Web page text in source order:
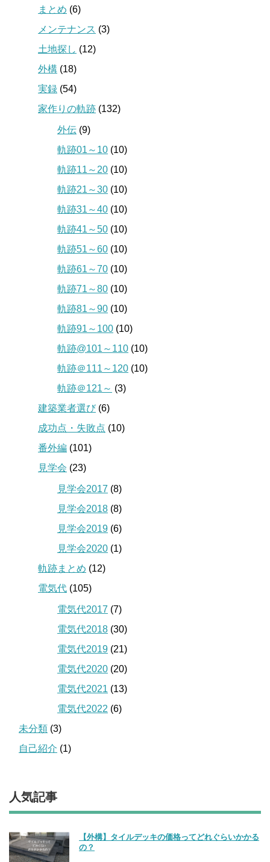
まとめ (6)
メンテナンス (3)
土地探し (12)
外構 (18)
実録 (54)
家作りの軌跡 (132)
外伝 (9)
軌跡01～10 (10)
軌跡11～20 (10)
軌跡21～30 (10)
軌跡31～40 (10)
軌跡41～50 (10)
軌跡51～60 (10)
軌跡61～70 (10)
軌跡71～80 (10)
軌跡81～90 (10)
軌跡91～100 (10)
軌跡@101～110 (10)
軌跡＠111～120 (10)
軌跡＠121～ (3)
建築業者選び(6)
成功点・失敗点 (10)
番外編 (101)
見学会 (23)
見学会2017 (8)
見学会2018 (8)
見学会2019 (6)
見学会2020 (1)
軌跡まとめ (12)
電気代 (105)
電気代2017 (7)
電気代2018 (30)
電気代2019 (21)
電気代2020 (20)
電気代2021 (13)
電気代2022 (6)
未分類 (3)
自己紹介 (1)
人気記事
【外構】タイルデッキの価格ってどれぐらいかかる
の？